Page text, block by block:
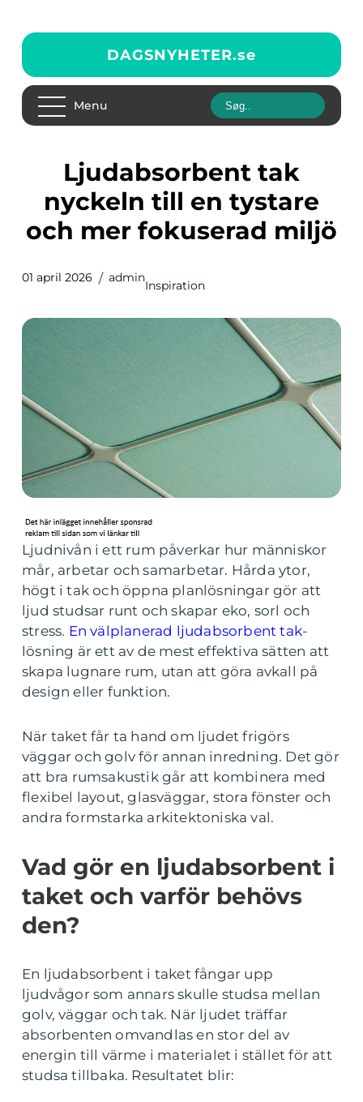
DAGSNYHETER.se
Menu
Ljudabsorbent tak
nyckeln till en tystare
och mer fokuserad miljö
01 april 2026 admin
Inspiration
Ljudnivån i ett rum påverkar hur människor
mår, arbetar och samarbetar. Hårda ytor,
högt i tak och öppna planlösningar gör att
ljud studsar runt och skapar eko, sorl och
stress. En välplanerad ljudabsorbent tak-
lösning är ett av de mest effektiva sätten att
skapa lugnare rum, utan att göra avkall på
design eller funktion.
När taket får ta hand om ljudet frigörs
väggar och golv för annan inredning. Det gör
att bra rumsakustik går att kombinera med
flexibel layout, glasväggar, stora fönster och
andra formstarka arkitektoniska val.
Vad gör en ljudabsorbent i
taket och varför behövs
den?
En ljudabsorbent i taket fångar upp
ljudvågor som annars skulle studsa mellan
golv, väggar och tak. När ljudet träffar
absorbenten omvandlas en stor del av
energin till värme i materialet i stället för att
studsa tillbaka. Resultatet blir: